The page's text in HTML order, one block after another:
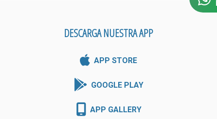
DESCARGA NUESTRA APP
APP STORE
GOOGLE PLAY
APP GALLERY